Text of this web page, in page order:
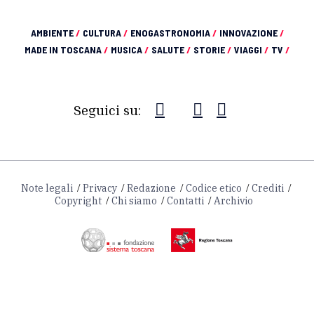
AMBIENTE/ CULTURA/ ENOGASTRONOMIA/ INNOVAZIONE/
MADE IN TOSCANA/ MUSICA/ SALUTE/ STORIE/ VIAGGI / TV /
Seguici su:
Note legali Privacy Redazione Codice etico
Crediti
Copyright
Chi siamo Contatti Archivio